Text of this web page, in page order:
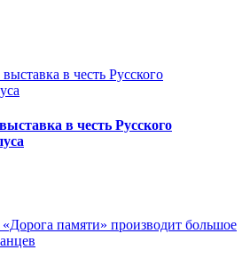
в честь Русского